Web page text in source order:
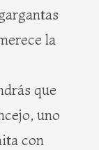
la
que
uno
con